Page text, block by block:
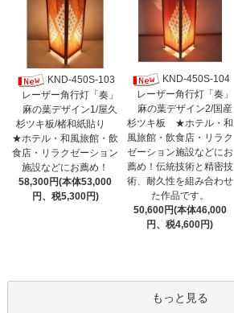
KND-450S-103
レーザー角行灯「奏」
麻の葉デザイン1/屋久
杉ツキ板/楮和紙貼り
★ホテル・和風旅館・飲
食店・リラクゼーション
施設などにお薦め！
58,300円(本体53,000
円、税5,300円)
KND-450S-104
レーザー角行灯「奏」
麻の葉デザイン2/国産
杉ツキ板 ★ホテル・和
風旅館・飲食店・リラク
ゼーション施設などにお
薦め！伝統技術と精密技
術、耐久性を組み合わせ
た作品です。
50,600円(本体46,000
円、税4,600円)
もっと見る